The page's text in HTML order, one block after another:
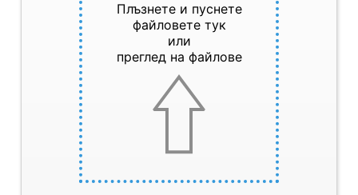
Плъзнете и пуснете
файловете тук
или
преглед на файлове